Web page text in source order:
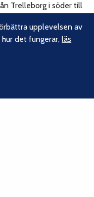
Trelleborg i söder till
eller inte.Läs om
upplevelsen av
hur det fungerar,läs